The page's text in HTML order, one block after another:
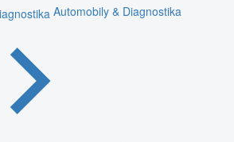
Automobily & Diagnostika